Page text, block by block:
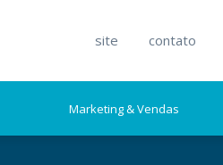
site contato
Marketing & Vendas